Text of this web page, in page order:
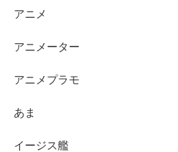
アニメ
アニメーター
アニメプラモ
あま
イージス艦